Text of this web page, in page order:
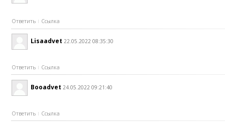
Ответить Ссылка
Lisaadvet 22.05.2022 08:35:30
Ответить Ссылка
Booadvet 24.05.2022 09:21:40
Ответить Ссылка